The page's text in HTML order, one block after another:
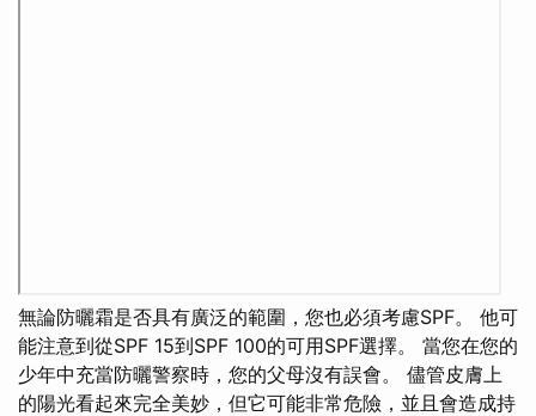
無論防曬霜是否具有廣泛的範圍，您也必須考慮SPF。 他可
能注意到從SPF 15到SPF 100的可用SPF選擇。 當您在您的
少年中充當防曬警察時，您的父母沒有誤會。 儘管皮膚上
的陽光看起來完全美妙，但它可能非常危險，並且會造成持